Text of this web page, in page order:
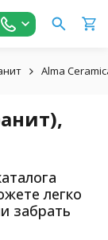
Alma
легко
забрать